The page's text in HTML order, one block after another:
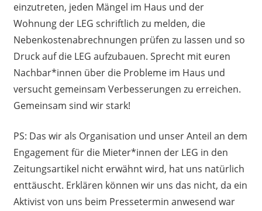
einzutreten, jeden Mängel im Haus und der
Wohnung der LEG schriftlich zu melden, die
Nebenkostenabrechnungen prüfen zu lassen und so
Druck auf die LEG aufzubauen. Sprecht mit euren
Nachbar*innen über die Probleme im Haus und
versucht gemeinsam Verbesserungen zu erreichen.
Gemeinsam sind wir stark!
PS: Das wir als Organisation und unser Anteil an dem
Engagement für die Mieter*innen der LEG in den
Zeitungsartikel nicht erwähnt wird, hat uns natürlich
enttäuscht. Erklären können wir uns das nicht, da ein
Aktivist von uns beim Pressetermin anwesend war